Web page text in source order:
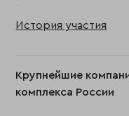
История участия
Крупнейшие
комплекса России